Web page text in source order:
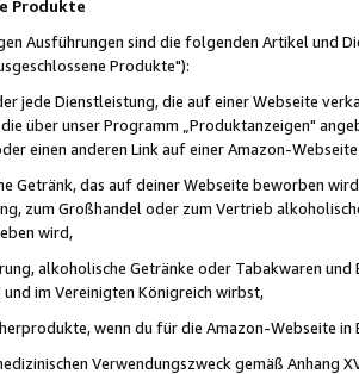
Produkte
Ausführungen sind die folgenden Artikel und
Produkte"):
jede Dienstleistung, die auf einer Webseite
über unser Programm „Produktanzeigen"
einen anderen Link auf einer Amazon-
Getränk, das auf deiner Webseite beworben
zum Großhandel oder zum Vertrieb
wird,
alkoholische Getränke oder Tabakwaren
und im Vereinigten Königreich wirbst,
wenn du für die Amazon-Webseite in
Verwendungszweck gemäß Anhang